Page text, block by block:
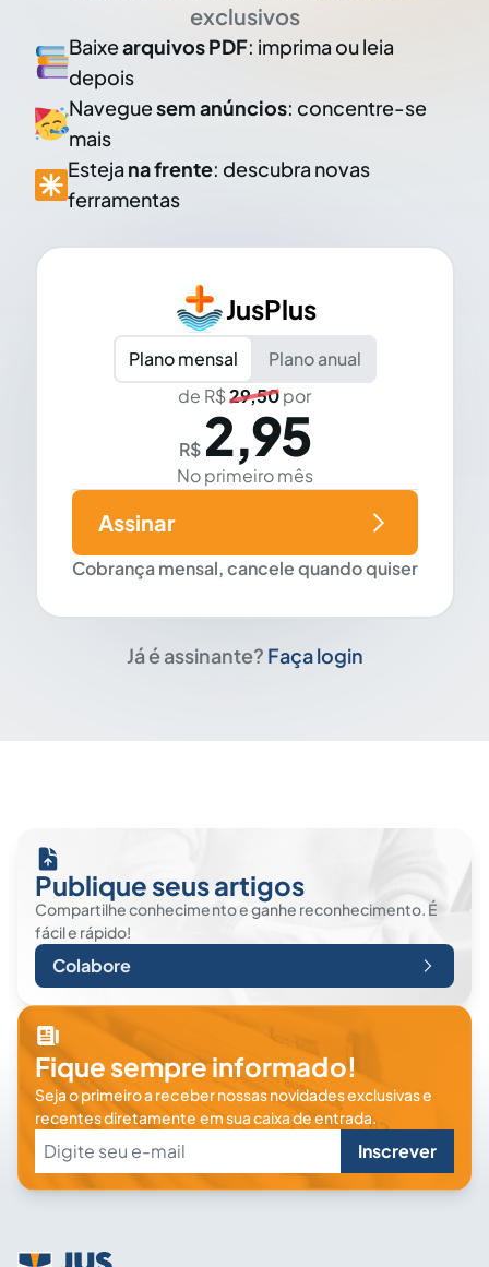
exclusivos
Baixearquivos PDF: imprima ou leia
depois
Naveguesem anúncios: concentre-se
mais
Esteja na frente: descubra novas
ferramentas
JusPlus
Plano mensal
Plano anual
de R$29,50por
R$ 2,95
No primeiro mês
Cobrança mensal, cancele quando quiser
Assinar
Já é assinante? Faça login
Publique seus artigos
Compartilhe conhecimento e ganhe reconhecimento. É
fácil e rápido!
Colabore
Fique sempre informado!
Seja o primeiro a receber nossas novidades exclusivas e
recentes diretamente em sua caixa de entrada.
Inscrever